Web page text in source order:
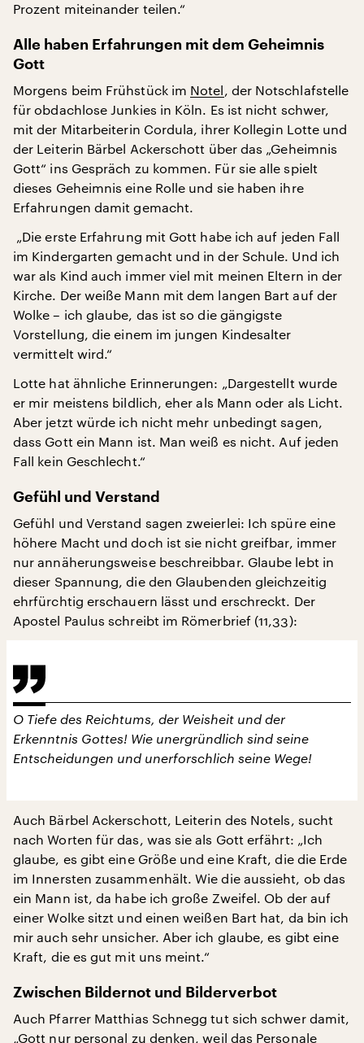
Prozent miteinander teilen.“
Alle haben Erfahrungen mit dem Geheimnis
Gott
Morgens beim Frühstück im Notel , der Notschlafstelle
für obdachlose Junkies in Köln. Es ist nicht schwer,
mit der Mitarbeiterin Cordula, ihrer Kollegin Lotte und
der Leiterin Bärbel Ackerschott über das „Geheimnis
Gott“ ins Gespräch zu kommen. Für sie alle spielt
dieses Geheimnis eine Rolle und sie haben ihre
Erfahrungen damit gemacht.
„Die erste Erfahrung mit Gott habe ich auf jeden Fall
im Kindergarten gemacht und in der Schule. Und ich
war als Kind auch immer viel mit meinen Eltern in der
Kirche. Der weiße Mann mit dem langen Bart auf der
Wolke – ich glaube, das ist so die gängigste
Vorstellung, die einem im jungen Kindesalter
vermittelt wird.“
Lotte hat ähnliche Erinnerungen: „Dargestellt wurde
er mir meistens bildlich, eher als Mann oder als Licht.
Aber jetzt würde ich nicht mehr unbedingt sagen,
dass Gott ein Mann ist. Man weiß es nicht. Auf jeden
Fall kein Geschlecht.“
Gefühl und Verstand
Gefühl und Verstand sagen zweierlei: Ich spüre eine
höhere Macht und doch ist sie nicht greifbar, immer
nur annäherungsweise beschreibbar. Glaube lebt in
dieser Spannung, die den Glaubenden gleichzeitig
ehrfürchtig erschauern lässt und erschreckt. Der
Apostel Paulus schreibt im Römerbrief (11,33):
O Tiefe des Reichtums, der Weisheit und der
Erkenntnis Gottes! Wie unergründlich sind seine
Entscheidungen und unerforschlich seine Wege!
Auch Bärbel Ackerschott, Leiterin des Notels, sucht
nach Worten für das, was sie als Gott erfährt: „Ich
glaube, es gibt eine Größe und eine Kraft, die die Erde
im Innersten zusammenhält. Wie die aussieht, ob das
ein Mann ist, da habe ich große Zweifel. Ob der auf
einer Wolke sitzt und einen weißen Bart hat, da bin ich
mir auch sehr unsicher. Aber ich glaube, es gibt eine
Kraft, die es gut mit uns meint.“
Zwischen Bildernot und Bilderverbot
Auch Pfarrer Matthias Schnegg tut sich schwer damit,
„Gott nur personal zu denken, weil das Personale